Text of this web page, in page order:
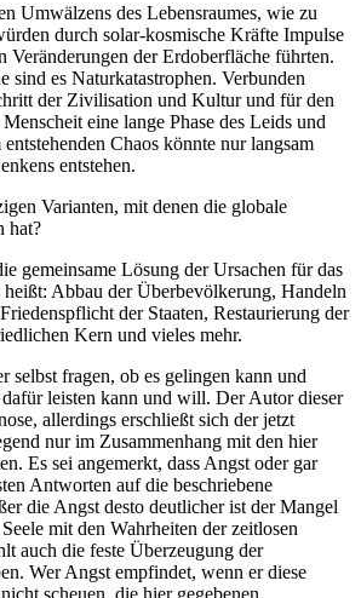
Umwälzens des Lebensraumes, wie zu
durch solar-kosmische Kräfte Impulse
Veränderungen der Erdoberfläche führten.
sind es Naturkatastrophen. Verbunden
der Zivilisation und Kultur und für den
eine lange Phase des Leids und
Chaos könnte nur langsam
entstehen.
Varianten, mit denen die globale
hat?
gemeinsame Lösung der Ursachen für das
Abbau der Überbevölkerung, Handeln
der Staaten, Restaurierung der
Kern und vieles mehr.
selbst fragen, ob es gelingen kann und
leisten kann und will. Der Autor dieser
allerdings erschließt sich der jetzt
nur im Zusammenhang mit den hier
Es sei angemerkt, dass Angst oder gar
Antworten auf die beschriebene
die Angst desto deutlicher ist der Mangel
mit den Wahrheiten der zeitlosen
auch die feste Überzeugung der
Wer Angst empfindet, wenn er diese
scheuen, die hier gegebenen